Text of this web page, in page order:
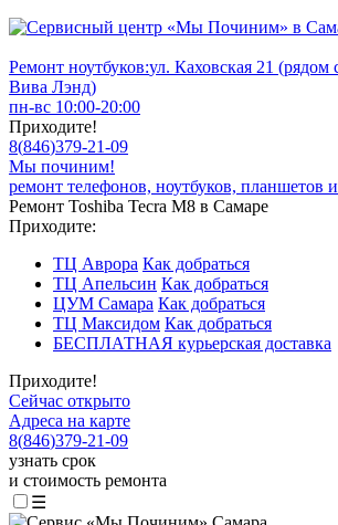
Ремонт ноутбуков:ул. Каховская 21 (рядом
Вива Лэнд)
пн-вс 10:00-20:00
Приходите!
8(846)379-21-09
Мы починим!
ремонт телефонов, ноутбуков, планшетов
Ремонт Toshiba Tecra M8 в Самаре
Приходите:
ТЦ Аврора Как добраться
ТЦ Апельсин Как добраться
ЦУМ Самара Как добраться
ТЦ Максидом Как добраться
БЕСПЛАТНАЯ курьерская доставка
Приходите!
Сейчас открыто
Адреса на карте
8(846)379-21-09
узнать срок
и стоимость ремонта
☰